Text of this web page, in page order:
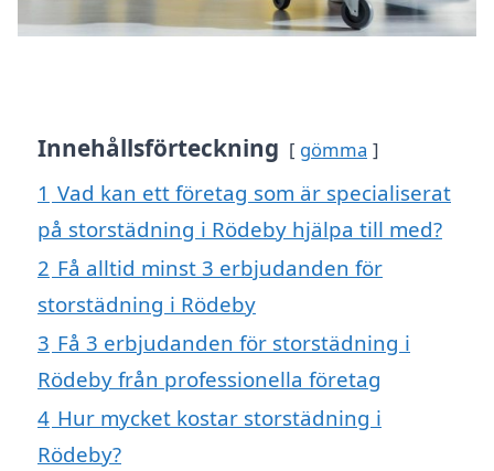
Innehållsförteckning gömma
1 Vad kan ett företag som är specialiserat
på storstädning i Rödeby hjälpa till med?
2 Få alltid minst 3 erbjudanden för
storstädning i Rödeby
3 Få 3 erbjudanden för storstädning i
Rödeby från professionella företag
4 Hur mycket kostar storstädning i
Rödeby?